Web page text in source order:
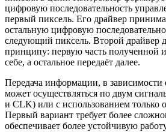
цифровую последовательность
первый пиксель. Его драйвер
остальную цифровую
следующий пиксель. Второй драйвер
принципу: первую часть полученной
себе, а остальное передаёт далее.
Передача информации, в зависимости
может осуществляться по двум
и CLK) или с использованием только
Первый вариант требует более
обеспечивает более устойчивую